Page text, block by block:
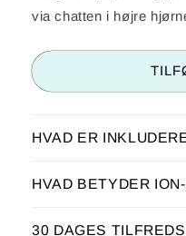
via chatten i højre
HVAD ER
HVAD BETYDER
30 DAGES